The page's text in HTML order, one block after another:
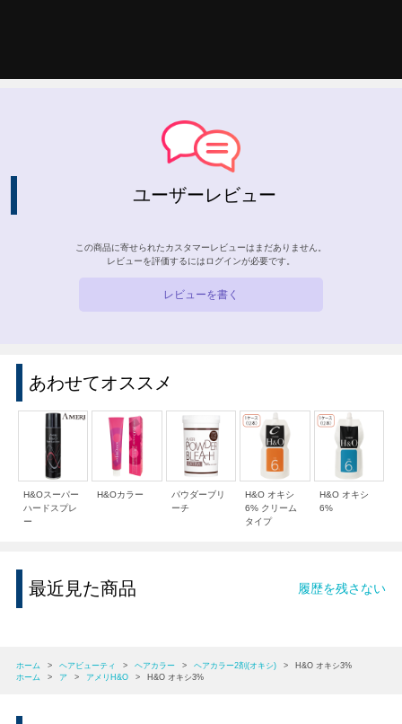
ユーザーレビュー
この商品に寄せられたカスタマーレビューはまだありません。
レビューを評価するには ログインが必要です。
レビューを書く
あわせてオススメ
H&Oスーパー
ハードスプレ
ー
H&Oカラー
パウダーブリ
ーチ
H&O オキシ
6% クリーム
タイプ
H&O オキシ
6%
最近見た商品 履歴を残さない
ホーム > ヘアビューティ > ヘアカラー > ヘアカラー2剤(オキシ) >
H&O オキシ3%
ホーム
> ア > アメリH&O > H&O オキシ3%